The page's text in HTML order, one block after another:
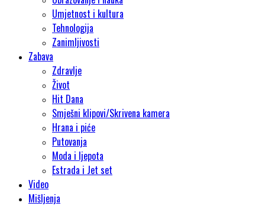
Umjetnost i kultura
Tehnologija
Zanimljivosti
Zabava
Zdravlje
Život
Hit Dana
Smješni klipovi/Skrivena kamera
Hrana i piće
Putovanja
Moda i ljepota
Estrada i Jet set
Video
Mišljenja